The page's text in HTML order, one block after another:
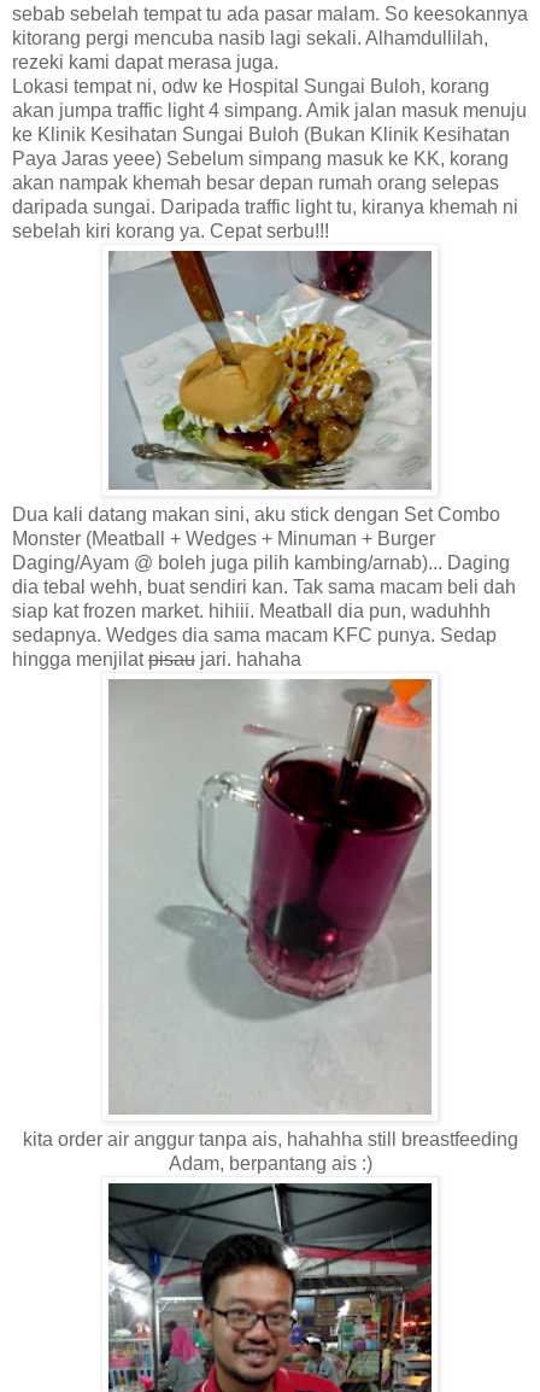
sebab sebelah tempat tu ada pasar malam. So keesokannya
kitorang pergi mencuba nasib lagi sekali. Alhamdullilah,
rezeki kami dapat merasa juga.
Lokasi tempat ni, odw ke Hospital Sungai Buloh, korang
akan jumpa traffic light 4 simpang. Amik jalan masuk menuju
ke Klinik Kesihatan Sungai Buloh (Bukan Klinik Kesihatan
Paya Jaras yeee) Sebelum simpang masuk ke KK, korang
akan nampak khemah besar depan rumah orang selepas
daripada sungai. Daripada traffic light tu, kiranya khemah ni
sebelah kiri korang ya. Cepat serbu!!!
Dua kali datang makan sini, aku stick dengan Set Combo
Monster (Meatball + Wedges + Minuman + Burger
Daging/Ayam @ boleh juga pilih kambing/arnab)... Daging
dia tebal wehh, buat sendiri kan. Tak sama macam beli dah
siap kat frozen market. hihiii. Meatball dia pun, waduhhh
sedapnya. Wedges dia sama macam KFC punya. Sedap
hingga menjilatpisau jari. hahaha
kita order air anggur tanpa ais, hahahha still breastfeeding
Adam, berpantang ais :)